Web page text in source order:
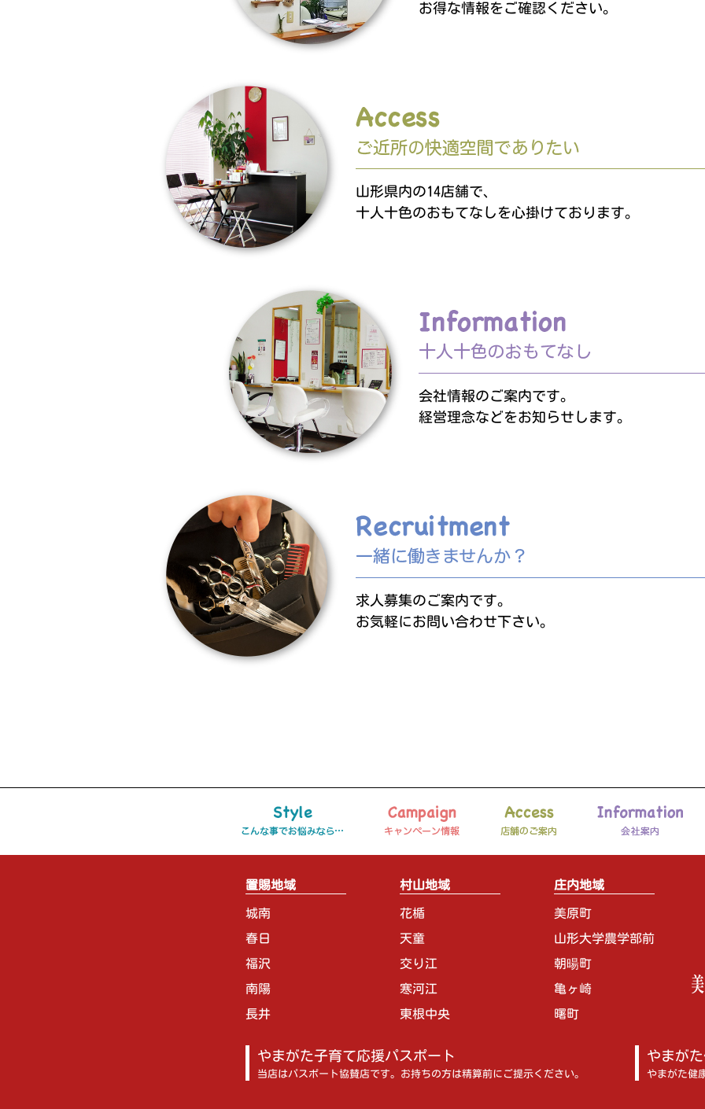
お得な情報をご確認ください。
山形県内の14店舗で、
十人十色のおもてなしを心掛けております。
会社情報のご案内です。
経営理念などをお知らせします。
求人募集のご案内です。
お気軽にお問い合わせ下さい。
置賜地域
城南
春日
福沢
南陽
長井
村山地域
花楯
天童
交り江
寒河江
東根中央
庄内地域
美原町
山形大学農学部前
朝暘町
亀ヶ崎
曙町
やまがた子育て応援パスポート
当店はパスポート協賛店です。お持ちの方は精算前にご提示ください。
やまが
やまがた健